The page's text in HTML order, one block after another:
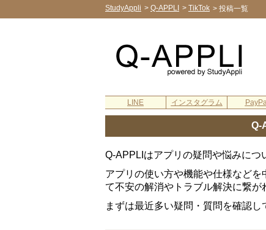
StudyAppli > Q-APPLI > TikTok > 投稿一覧
LINE インスタグラム
Q-
Q-APPLIはアプリの疑問や悩みにつ
アプリの使い方や機能や仕様など
て不安の解消やトラブル解決に繋が
まずは最近多い疑問・質問を確認し